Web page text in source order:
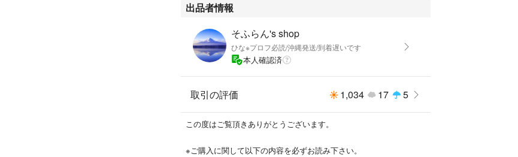
は見落としがある可能性もございます。
あくまでも中古品である事をご了承いただける方のみ、ご購入お願い
いたします。
なりますので、畳みジワが発生しますことをご了承くださいませ。
管理番号: R323
出品者情報
そふらん's shop
ひな※プロフ必読/沖縄発送/到着遅いです
本人確認済
取引の評価 1,034 17 5
この度はご覧頂きありがとうございます。
※ご購入に関して以下の内容を必ずお読み下さい。